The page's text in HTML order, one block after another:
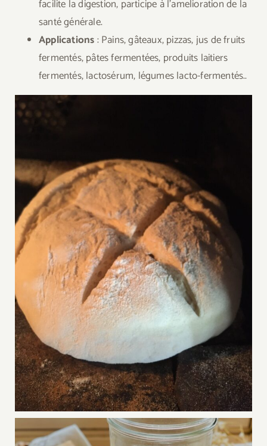
facilite la digestion, participe à l’amelioration de la
santé générale.
Applications: Pains, gâteaux, pizzas, jus de fruits
fermentés, pâtes fermentées, produits laitiers
fermentés, lactosérum, légumes lacto-fermentés..